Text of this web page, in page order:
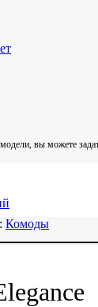
вы можете
Комоды